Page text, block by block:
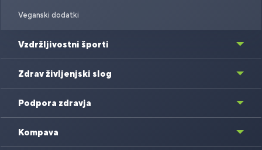
Veganski dodatki
Vzdržljivostni športi
Zdrav življenjski slog
Podpora zdravja
Kompava